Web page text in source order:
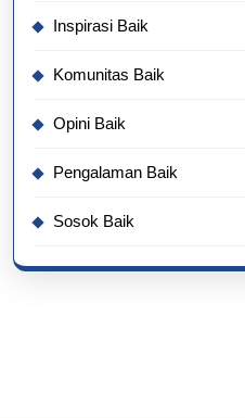
Inspirasi Baik
Komunitas Baik
Opini Baik
Pengalaman Baik
Sosok Baik